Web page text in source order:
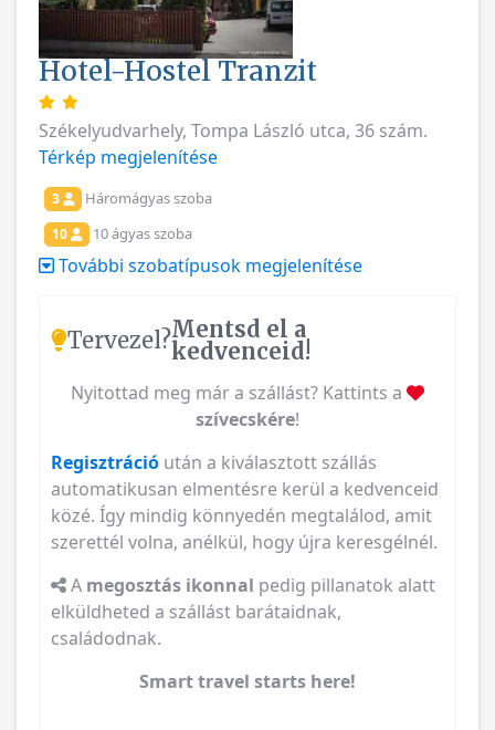
Hotel-Hostel Tranzit
Székelyudvarhely, Tompa László utca, 36 szám.
Térkép megjelenítése
3 Háromágyas szoba
10 10 ágyas szoba
További szobatípusok megjelenítése
Tervezel?Mentsd el a
kedvenceid!
Nyitottad meg már a szállást? Kattints a
szívecskére!
Regisztráció után a kiválasztott szállás
automatikusan elmentésre kerül a kedvenceid
közé. Így mindig könnyedén megtalálod, amit
szerettél volna, anélkül, hogy újra keresgélnél.
A megosztás ikonnal pedig pillanatok alatt
elküldheted a szállást barátaidnak,
családodnak.
Smart travel starts here!